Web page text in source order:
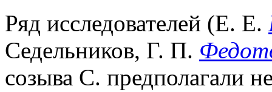
Ряд исследователей (Е. Е.
Седельников, Г. П.
созыва С. предполагали